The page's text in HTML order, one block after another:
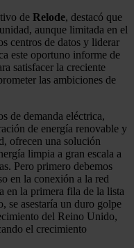
de Relode, destacó que
aunque limitada en el
centros de datos y liderar
este oportuno informe de
satisfacer la creciente
las ambiciones de
de demanda eléctrica,
de energía renovable y
ofrecen una solución
limpia a gran escala a
Pero primero debemos
en la conexión a la red
en la primera fila de la lista
se asestaría un duro golpe
del Reino Unido,
el crecimiento